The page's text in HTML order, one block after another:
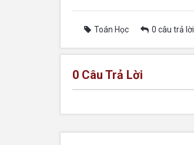
Toán Học 0 câu trả lời
0 Câu Trả Lời